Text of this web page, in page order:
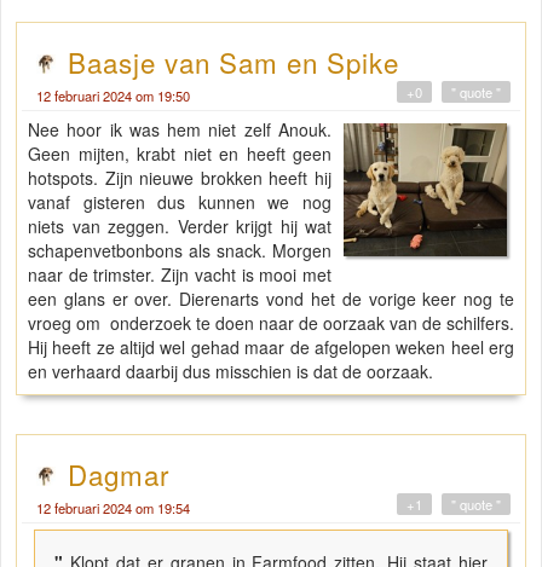
Baasje van Sam en Spike
12 februari 2024 om 19:50 " quote "
+0
Nee hoor ik was hem niet zelf Anouk.
Geen mijten, krabt niet en heeft geen
hotspots. Zijn nieuwe brokken heeft hij
vanaf gisteren dus kunnen we nog
niets van zeggen. Verder krijgt hij wat
schapenvetbonbons als snack. Morgen
naar de trimster. Zijn vacht is mooi met
een glans er over. Dierenarts vond het de vorige keer nog te
vroeg om onderzoek te doen naar de oorzaak van de schilfers.
Hij heeft ze altijd wel gehad maar de afgelopen weken heel erg
en verhaard daarbij dus misschien is dat de oorzaak.
Dagmar
12 februari 2024 om 19:54 " quote "
+1